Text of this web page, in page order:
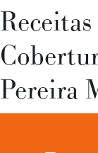
Pereira